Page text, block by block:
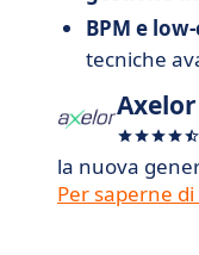
BPM e
tecniche
Axelor
la nuova
Per saperne